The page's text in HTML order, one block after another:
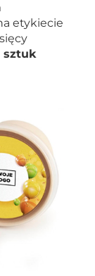
etykiecie
sztuk